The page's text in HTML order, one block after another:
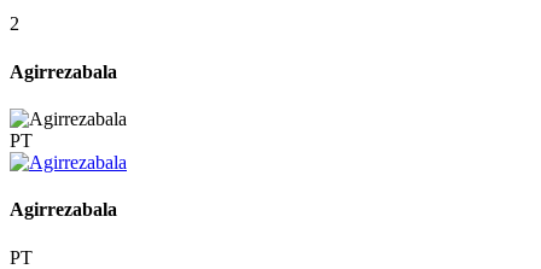
2
Agirrezabala
PT
Agirrezabala
PT